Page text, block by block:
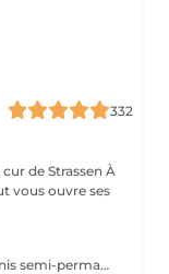
332
de Strassen À
vous ouvre ses
Sublimez vos mains avec notre pose de vernis semi-permanent, pour un résultat parfait et durable jusqu'à 3 semaines. -Finition brillante et impeccable -Résistant aux chocs et aux éclats -Disponible dans une large palette de couleurs tendances Chaque séance comprend préparation de l'ongle, application soignée et finition professionnelle, pour des mains élégantes et parfaitement entretenues.